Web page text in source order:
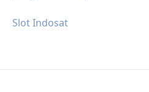
Slot Indosat